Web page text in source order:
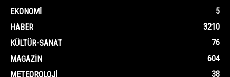
EKONOMI
5
HABER
3210
KÜLTÜR-SANAT
76
MAGAZIN
604
METEOROLOJI
38